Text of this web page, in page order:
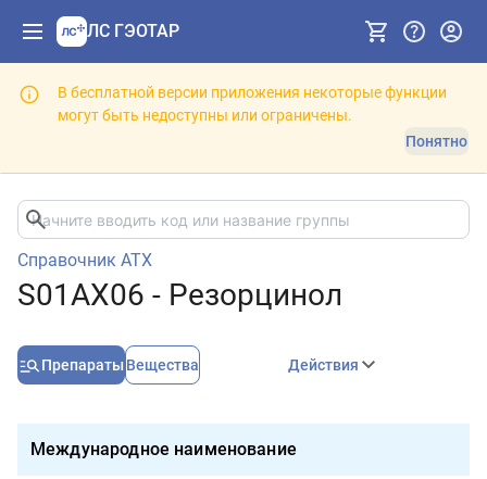
ЛС ГЭОТАР
В бесплатной версии приложения некоторые функции
могут быть недоступны или ограничены.
Понятно
Справочник АТХ
S01AX06 - Резорцинол
Препараты Вещества Действия
Международное наименование